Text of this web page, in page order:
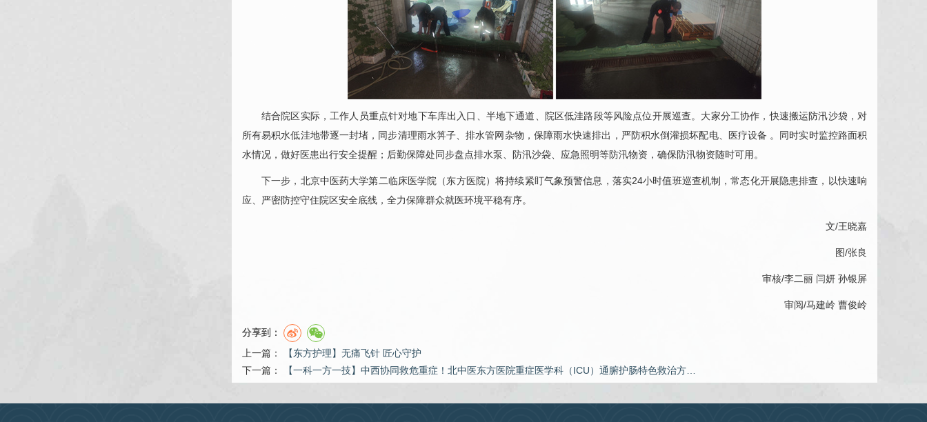
结合院区实际，工作人员重点针对地下车库出入口、半地下通道、院区低洼路段等风险点位开展巡查。大家分工协作，快速搬运防汛沙袋，对
所有易积水低洼地带逐一封堵，同步清理雨水箅子、排水管网杂物，保障雨水快速排出，严防积水倒灌损坏配电、医疗设备 。同时实时监控路面积
水情况，做好医患出行安全提醒；后勤保障处同步盘点排水泵、防汛沙袋、应急照明等防汛物资，确保防汛物资随时可用。
下一步，北京中医药大学第二临床医学院（东方医院）将持续紧盯气象预警信息，落实24小时值班巡查机制，常态化开展隐患排查，以快速响
应、严密防控守住院区安全底线，全力保障群众就医环境平稳有序。
文/王晓嘉
图/张良
审核/李二丽 闫妍 孙银屏
审阅/马建岭 曹俊岭
分享到：
上一篇：
【东方护理】无痛飞针 匠心守护
下一篇：
【一科一方一技】中西协同救危重症！北中医东方医院重症医学科（ICU）通腑护肠特色救治方…